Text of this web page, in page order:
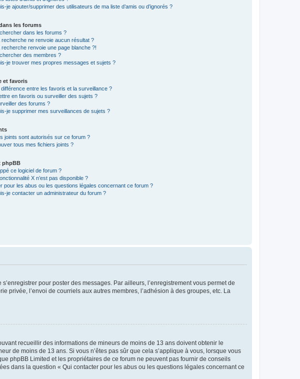
je ajouter/supprimer des utilisateurs de ma liste d’amis ou d’ignorés ?
les forums
dans les forums ?
recherche ne renvoie aucun résultat ?
recherche renvoie une page blanche ?!
des membres ?
je trouver mes propres messages et sujets ?
et favoris
entre les favoris et la surveillance ?
en favoris ou surveiller des sujets ?
des forums ?
je supprimer mes surveillances de sujets ?
joints sont autorisés sur ce forum ?
tous mes fichiers joints ?
phpBB
ce logiciel de forum ?
X n’est pas disponible ?
pour les abus ou les questions légales concernant ce forum ?
je contacter un administrateur du forum ?
pour poster des messages. Par ailleurs, l’enregistrement vous permet de
l’envoi de courriels aux autres membres, l’adhésion à des groupes, etc. La
recueillir des informations de mineurs de moins de 13 ans doivent obtenir le
de moins de 13 ans. Si vous n’êtes pas sûr que cela s’applique à vous, lorsque vous
phpBB Limited et les propriétaires de ce forum ne peuvent pas fournir de conseils
dans la question « Qui contacter pour les abus ou les questions légales concernant ce